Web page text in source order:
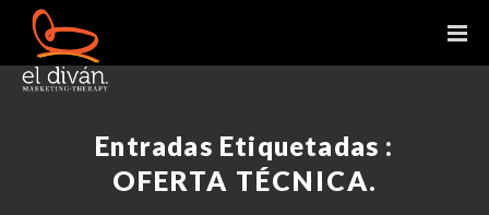
Entradas Etiquetadas :
OFERTA TÉCNICA.